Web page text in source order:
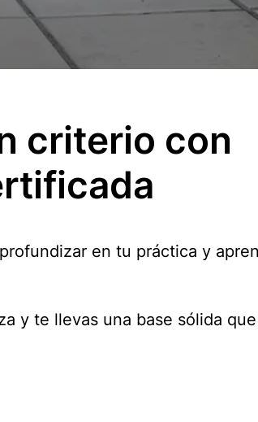
criterio con
en tu práctica y
y te llevas una base sólida